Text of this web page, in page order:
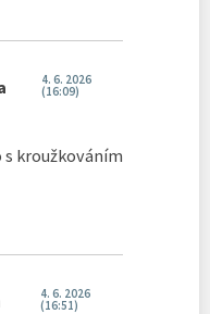
4. 6. 2026
(16:09)
s kroužkováním
4. 6. 2026
(16:51)